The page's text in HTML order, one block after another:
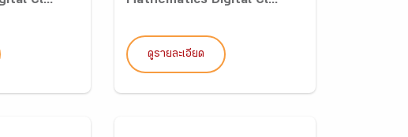
ดูรายละเอียด